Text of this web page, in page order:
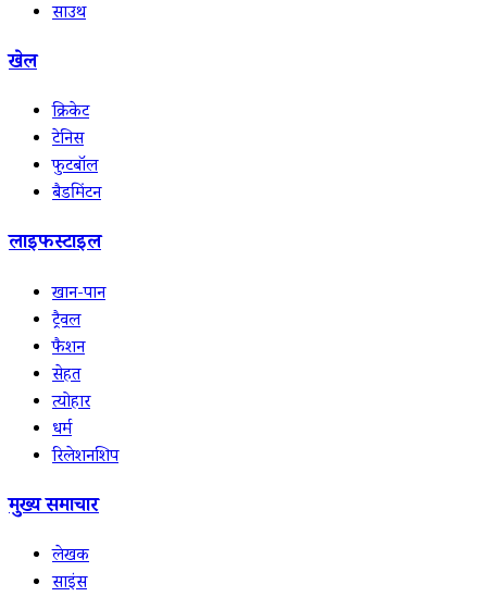
साउथ
खेल
क्रिकेट
टेनिस
फुटबॉल
बैडमिंटन
लाइफस्टाइल
खान-पान
ट्रैवल
फैशन
सेहत
त्योहार
धर्म
रिलेशनशिप
मुख्य समाचार
लेखक
साइंस